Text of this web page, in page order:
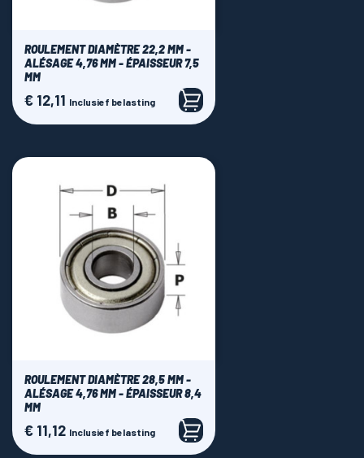
ROULEMENT DIAMÈTRE 22,2 MM -
ALÉSAGE 4,76 MM - ÉPAISSEUR 7,5
MM
Prijs
€ 12,11 Inclusief belasting
ROULEMENT DIAMÈTRE 28,5 MM -
ALÉSAGE 4,76 MM - ÉPAISSEUR 8,4
MM
Prijs
€ 11,12 Inclusief belasting